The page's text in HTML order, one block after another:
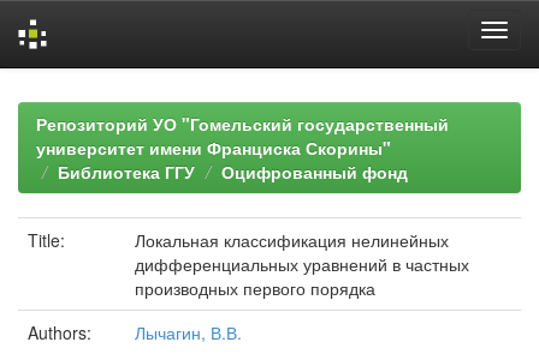
navigationРепозиторий УО "Гомельский государственный
университет имени Франциска Скорины"
Библиотека ГГУ
Оцифрованный фонд
Title:
Локальная классификация нелинейных
дифференциальных уравнений в частных
производных первого порядка
Authors:
Лычагин, В.В.